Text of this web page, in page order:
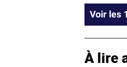
À lire